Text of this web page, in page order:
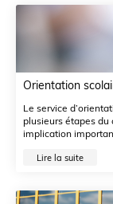
Orientation
Le service
plusieurs étapes du
implication
Lire la suite